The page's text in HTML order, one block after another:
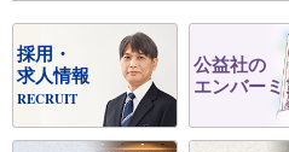
採用・
求人情報
RECRUIT
公益社の
エンバー